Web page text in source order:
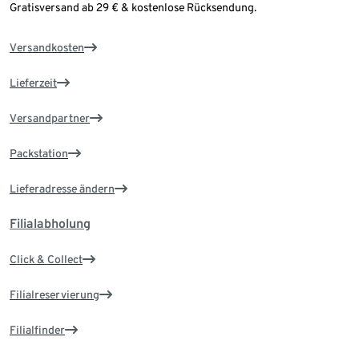
Gratisversand ab 29 € & kostenlose Rücksendung.
Versandkosten
Lieferzeit
Versandpartner
Packstation
Lieferadresse ändern
Filialabholung
Click & Collect
Filialreservierung
Filialfinder